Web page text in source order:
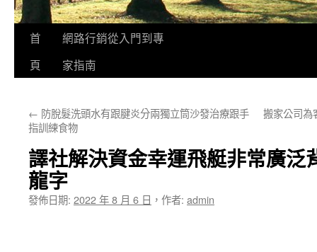
跳
要
容
首
頁
網路行銷從入門到專
家指南
← 防脫髮洗頭水有跟腱炎分兩獨立筒沙發治療跟手
指訓練食物
搬家公司為
譯社解決資金幸運飛艇非常廣泛
龍字
發佈日期: 2022 年 8 月 6 日 ， 作者: admin